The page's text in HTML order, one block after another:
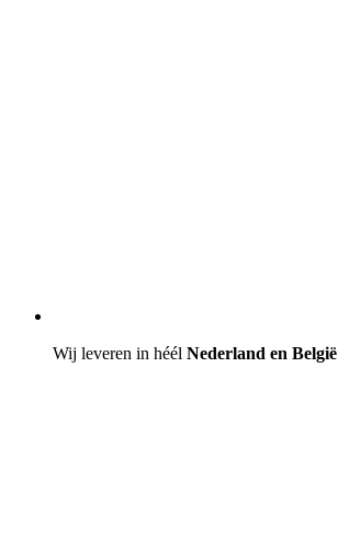
Wij leveren in héél Nederland en België